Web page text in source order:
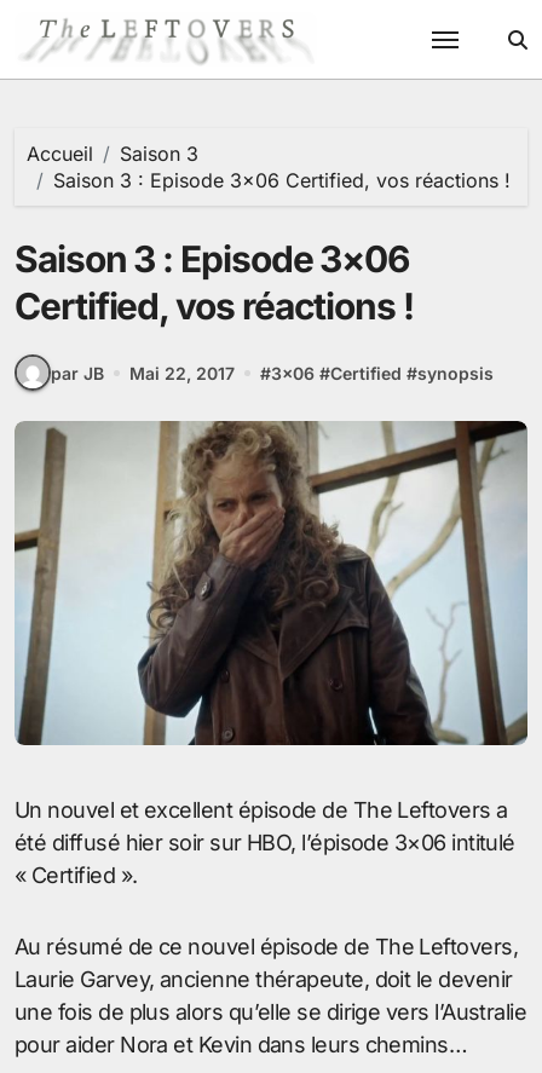
contenu
Accueil
Saison 3
Saison 3 : Episode 3×06 Certified, vos réactions !
Saison 3 : Episode 3×06
Certified, vos réactions !
par JB Mai 22, 2017 #3x06 #Certified #synopsis
Un nouvel et excellent épisode de The Leftovers a
été diffusé hier soir sur HBO, l’épisode 3×06 intitulé
« Certified ».
Au résumé de ce nouvel épisode de The Leftovers,
Laurie Garvey, ancienne thérapeute, doit le devenir
une fois de plus alors qu’elle se dirige vers l’Australie
pour aider Nora et Kevin dans leurs chemins…